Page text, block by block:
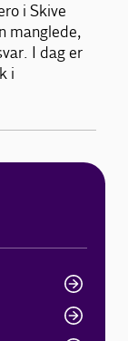
i Skive
manglede,
I dag er
i